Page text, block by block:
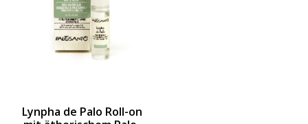
Lynpha de Palo Roll-on